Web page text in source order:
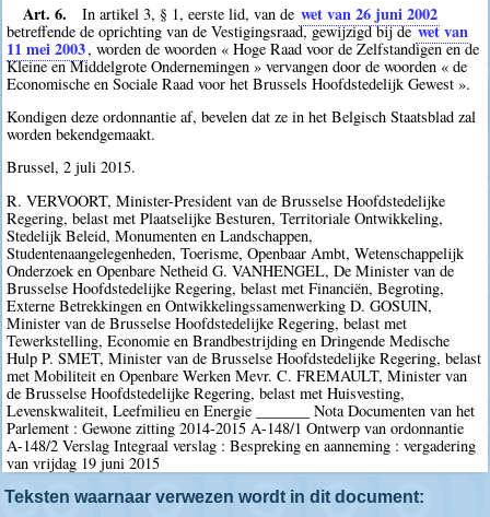
Art. 6. In artikel 3, § 1, eerste lid, van de wet van 26 juni 2002
betreffende de oprichting van de Vestigingsraad, gewijzigd bij dewet van
11 mei 2003, worden de woorden « Hoge Raad voor de Zelfstandigen en de
Kleine en Middelgrote Ondernemingen » vervangen door de woorden « de
Economische en Sociale Raad voor het Brussels Hoofdstedelijk Gewest ».
Kondigen deze ordonnantie af, bevelen dat ze in het Belgisch Staatsblad zal
worden bekendgemaakt.
Brussel, 2 juli 2015.
R. VERVOORT, Minister-President van de Brusselse Hoofdstedelijke
Regering, belast met Plaatselijke Besturen, Territoriale Ontwikkeling,
Stedelijk Beleid, Monumenten en Landschappen,
Studentenaangelegenheden, Toerisme, Openbaar Ambt, Wetenschappelijk
Onderzoek en Openbare Netheid G. VANHENGEL, De Minister van de
Brusselse Hoofdstedelijke Regering, belast met Financiën, Begroting,
Externe Betrekkingen en Ontwikkelingssamenwerking D. GOSUIN,
Minister van de Brusselse Hoofdstedelijke Regering, belast met
Tewerkstelling, Economie en Brandbestrijding en Dringende Medische
Hulp P. SMET, Minister van de Brusselse Hoofdstedelijke Regering, belast
met Mobiliteit en Openbare Werken Mevr. C. FREMAULT, Minister van
de Brusselse Hoofdstedelijke Regering, belast met Huisvesting,
Levenskwaliteit, Leefmilieu en Energie _______ Nota Documenten van het
Parlement : Gewone zitting 2014-2015 A-148/1 Ontwerp van ordonnantie
A-148/2 Verslag Integraal verslag : Bespreking en aanneming : vergadering
van vrijdag 19 juni 2015
Teksten waarnaar verwezen wordt in dit document: